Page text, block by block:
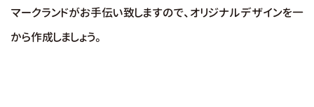
マークランドがお手伝い致しますので、オリジナルデザインを一
から作成しましょう。